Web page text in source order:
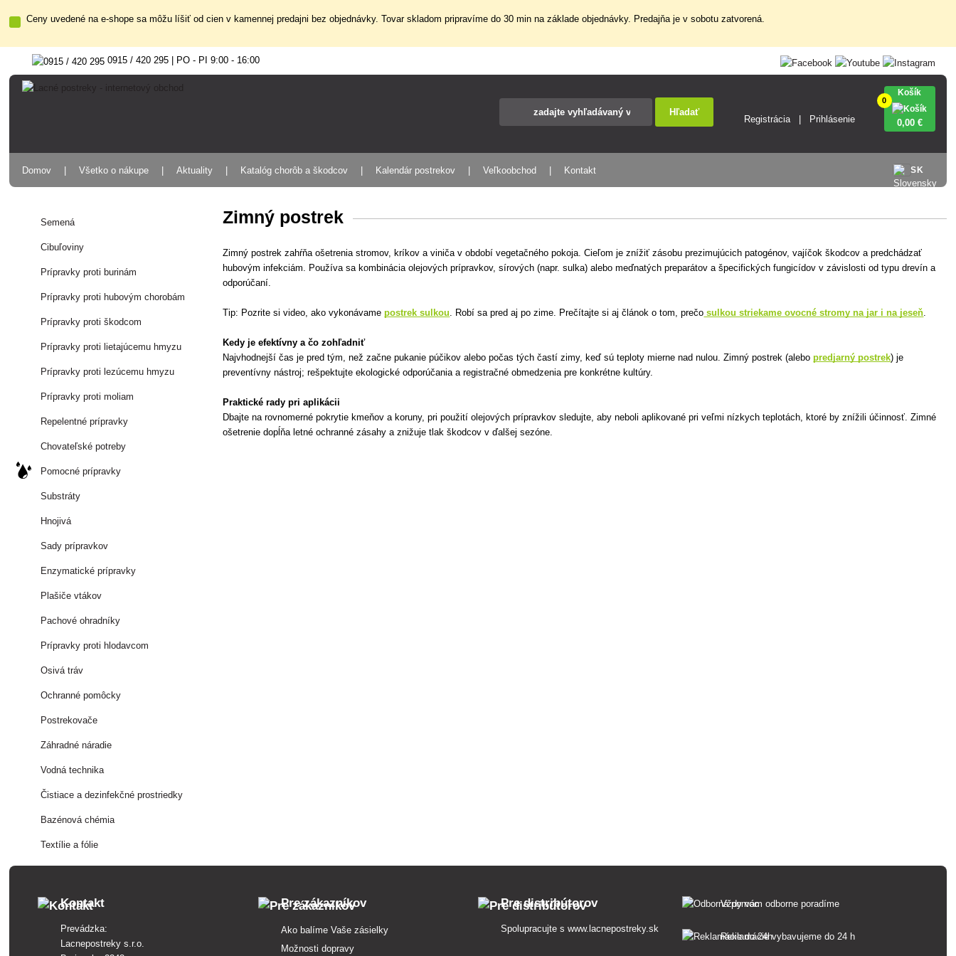
Ceny uvedené na e-shope sa môžu líšiť od cien v kamennej predajni bez objednávky. Tovar skladom pripravíme do 30 min na základe objednávky. Predajňa je v sobotu zatvorená.
0915 / 420 295 | PO - PI 9:00 - 16:00
Hľadať
Registrácia Prihlásenie
0
Košík
0,00 €
SK
Domov Všetko o nákupe Aktuality Katalóg chorôb a škodcov Kalendár postrekov Veľkoobchod Kontakt
Semená
Cibuľoviny
Prípravky proti burinám
Prípravky proti hubovým chorobám
Prípravky proti škodcom
Prípravky proti lietajúcemu hmyzu
Prípravky proti lezúcemu hmyzu
Prípravky proti moliam
Repelentné prípravky
Chovateľské potreby
Pomocné prípravky
Substráty
Hnojivá
Sady prípravkov
Enzymatické prípravky
Plašiče vtákov
Pachové ohradníky
Prípravky proti hlodavcom
Osivá tráv
Ochranné pomôcky
Postrekovače
Záhradné náradie
Vodná technika
Čistiace a dezinfekčné prostriedky
Bazénová chémia
Textílie a fólie
Zimný postrek
Zimný postrek zahŕňa ošetrenia stromov, kríkov a viniča v období vegetačného pokoja. Cieľom je znížiť zásobu prezimujúcich patogénov, vajíčok škodcov a predchádzať
hubovým infekciám. Používa sa kombinácia olejových prípravkov, sírových (napr. sulka) alebo meďnatých preparátov a špecifických fungicídov v závislosti od typu drevín a
odporúčaní.
Tip: Pozrite si video, ako vykonávamepostrek sulkou . Robí sa pred aj po zime. Prečítajte si aj článok o tom, prečo sulkou striekame ovocné stromy na jar i na jeseň
Kedy je efektívny a čo zohľadniť
Najvhodnejší čas je pred tým, než začne pukanie púčikov alebo počas tých častí zimy, keď sú teploty mierne nad nulou. Zimný postrek (alebopredjarný postrek) je
preventívny nástroj; rešpektujte ekologické odporúčania a registračné obmedzenia pre konkrétne kultúry.
Praktické rady pri aplikácii
Dbajte na rovnomerné pokrytie kmeňov a koruny, pri použití olejových prípravkov sledujte, aby neboli aplikované pri veľmi nízkych teplotách, ktoré by znížili účinnosť. Zimné
ošetrenie dopĺňa letné ochranné zásahy a znižuje tlak škodcov v ďalšej sezóne.
Kontakt
Prevádzka:
Lacnepostreky s.r.o.
Pre zákazníkov
Ako balíme Vaše zásielky
Možnosti dopravy
Pre distribútorov
Spolupracujte swww.lacnepostreky.sk
Vždy vám odborne poradíme
Reklamácie vybavujeme do 24 h